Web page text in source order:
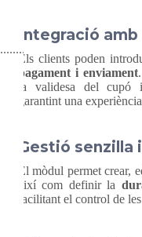
Integració
Els clients poden
pagament i enviament
la validesa del cupó
garantint una
Gestió senzilla
El mòdul permet crear,
així com definir la
facilitant el control de